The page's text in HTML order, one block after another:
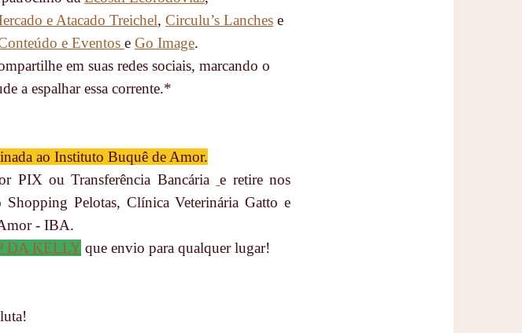
e Atacado Treichel, Circulu’s Lanches e
e Eventos e Go Image.
em suas redes sociais, marcando o
a espalhar essa corrente.*
ao Instituto Buquê de Amor.
PIX ou Transferência Bancária
e retire nos
Pelotas, Clínica Veterinária Gatto e
- IBA.
DA KELLY que envio para qualquer lugar!